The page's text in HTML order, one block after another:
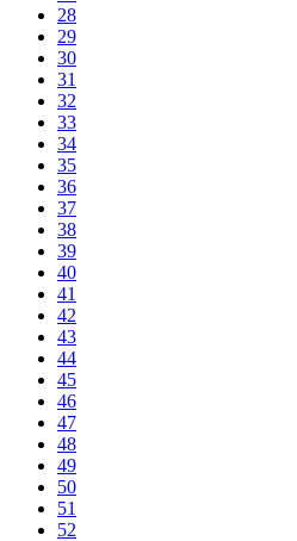
28
29
30
31
32
33
34
35
36
37
38
39
40
41
42
43
44
45
46
47
48
49
50
51
52